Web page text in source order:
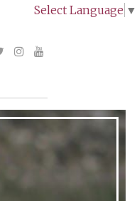
Select Language ▼